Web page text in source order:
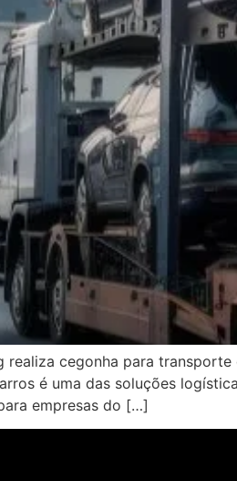
realiza cegonha para
é uma das soluções
empresas do […]